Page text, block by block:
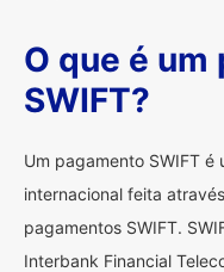
O que é um
SWIFT?
Um pagamento SWIFT
internacional feita
pagamentos SWIFT.
Interbank Financial